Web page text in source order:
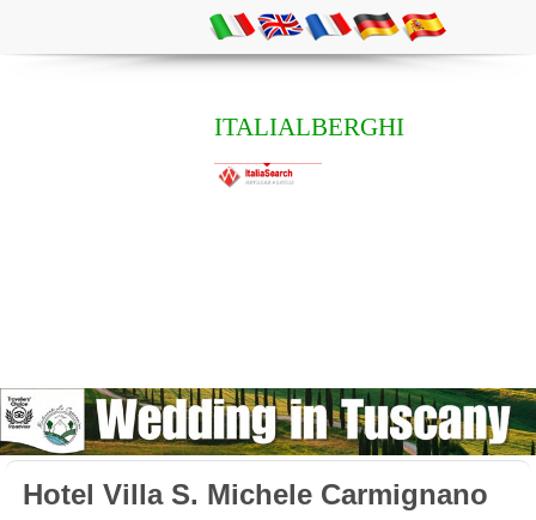
ITALIALBERGHI
Hotel Villa S. Michele Carmignano